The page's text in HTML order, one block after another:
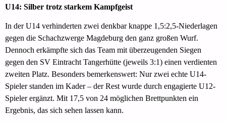
U14: Silber trotz starkem Kampfgeist
In der U14 verhinderten zwei denkbar knappe 1,5:2,5-Niederlagen
gegen die Schachzwerge Magdeburg den ganz großen Wurf.
Dennoch erkämpfte sich das Team mit überzeugenden Siegen
gegen den SV Eintracht Tangerhütte (jeweils 3:1) einen verdienten
zweiten Platz. Besonders bemerkenswert: Nur zwei echte U14-
Spieler standen im Kader – der Rest wurde durch engagierte U12-
Spieler ergänzt. Mit 17,5 von 24 möglichen Brettpunkten ein
Ergebnis, das sich sehen lassen kann.